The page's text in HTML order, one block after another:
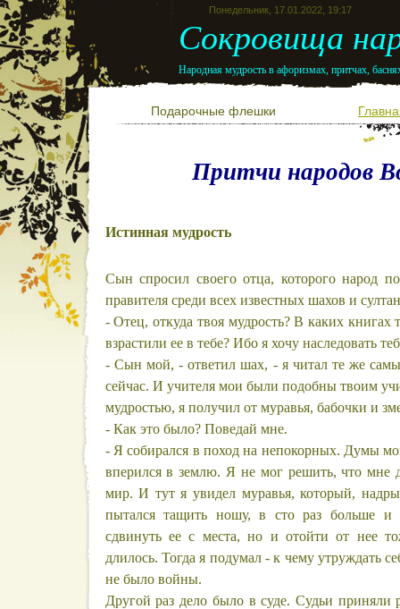
Понедельник, 17.01.2022, 19:17
Сокровища
Народная мудрость в афоризмах, притчах,
Подарочные флешки
Притчи народов
Истинная мудрость
Сын спросил своего отца, которого народ
правителя среди всех известных шахов и
- Отец, откуда твоя мудрость? В каких книгах
взрастили ее в тебе? Ибо я хочу наследовать
- Сын мой, - ответил шах, - я читал те же
сейчас. И учителя мои были подобны твоим
мудростью, я получил от муравья, бабочки и
- Как это было? Поведай мне.
- Я собирался в поход на непокорных. Думы
вперился в землю. Я не мог решить, что мне
мир. И тут я увидел муравья, который,
пытался тащить ношу, в сто раз больше
сдвинуть ее с места, но и отойти от нее
длилось. Тогда я подумал - к чему утруждать
не было войны.
Другой раз дело было в суде. Судьи приняли